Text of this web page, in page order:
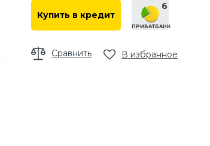
Купить в кредит
6
ПРИВАТБАНК
Сравнить В избранное